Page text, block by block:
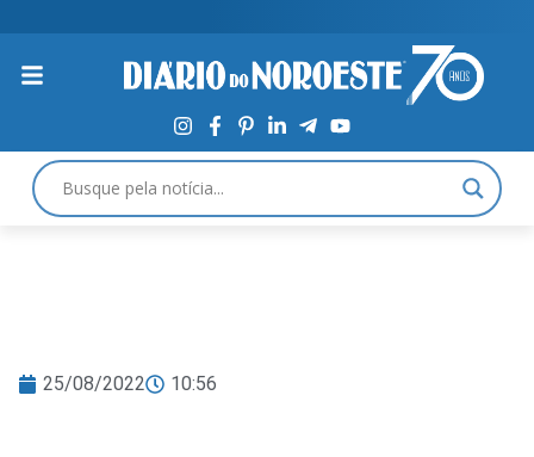
25/08/2022 10:56